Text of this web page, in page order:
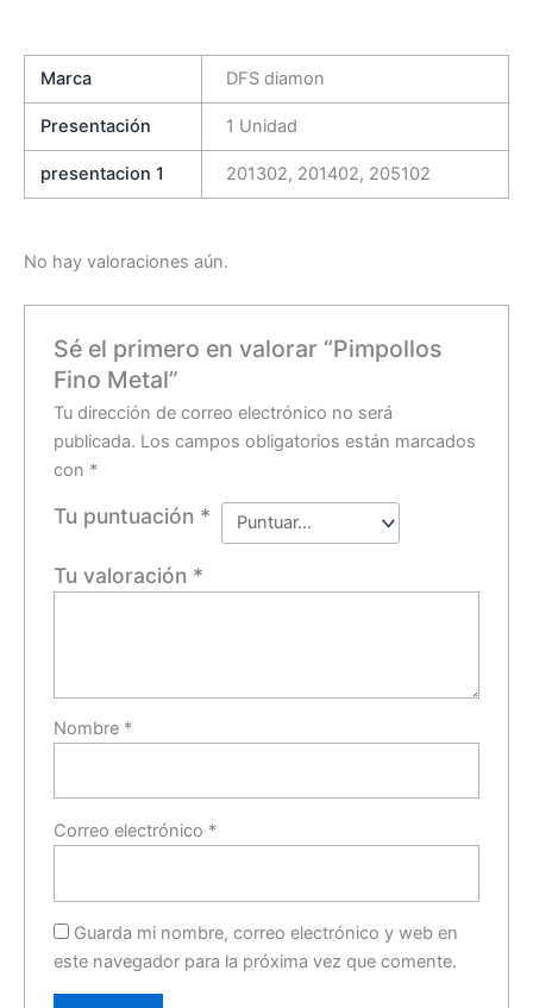
Marca DFS diamon
Presentación 1 Unidad
presentacion 1 201302, 201402, 205102
No hay valoraciones aún.
Sé el primero en valorar “Pimpollos
Fino Metal”
Tu dirección de correo electrónico no será
publicada. Los campos obligatorios están marcados
con *
Tu puntuación *
Tu valoración *
Nombre *
Correo electrónico *
Guarda mi nombre, correo electrónico y web en
este navegador para la próxima vez que comente.